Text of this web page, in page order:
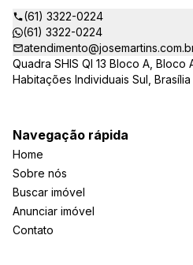
(61) 3322-0224
(61) 3322-0224
Quadra SHIS QI 13 Bloco A, Bloco
Habitações Individuais Sul,
Navegação rápida
Home
Sobre nós
Buscar imóvel
Anunciar imóvel
Contato